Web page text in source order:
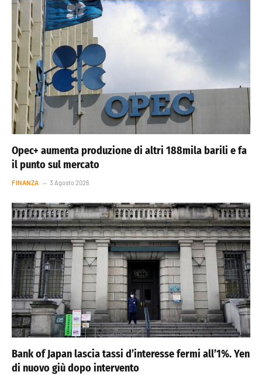
Opec+ aumenta produzione di altri 188mila barili e fa
il punto sul mercato
FINANZA 3 Agosto 2026
Bank of Japan lascia tassi d’interesse fermi all’1%. Yen
di nuovo giù dopo intervento